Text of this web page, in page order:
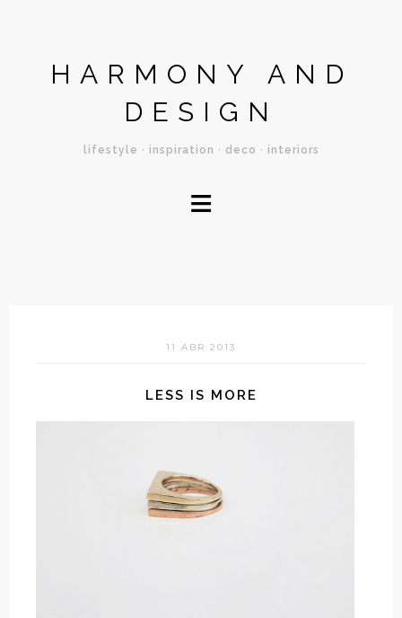
HARMONY AND
DESIGN
lifestyle · inspiration · deco · interiors
≡
11 ABR 2013
LESS IS MORE